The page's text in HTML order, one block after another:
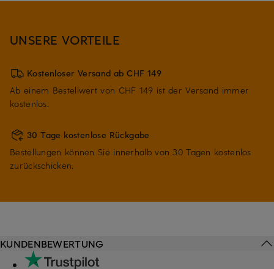
UNSERE VORTEILE
Kostenloser Versand ab CHF 149
Ab einem Bestellwert von CHF 149 ist der Versand immer
kostenlos.
30 Tage kostenlose Rückgabe
Bestellungen können Sie innerhalb von 30 Tagen kostenlos
zurückschicken.
KUNDENBEWERTUNG